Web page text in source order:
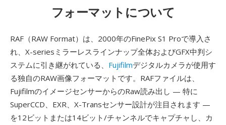
フォーマットについて
RAF（RAW Format）は、2000年のFinePix S1 Proで導入さ
れ、X-seriesミラーレスラインナップ全体およびGFX中判シ
ステムに引き継がれている、 Fujifilmデジタルカメラが使用す
る独自のRAW画像フォーマットです。RAFファイルは、
FujifilmのイメージセンサーからのRaw読み出し — 特に
SuperCCD、EXR、X-Transセンサー設計が注目されます —
を12ビットまたは14ビット/チャンネルでキャプチャし、カ